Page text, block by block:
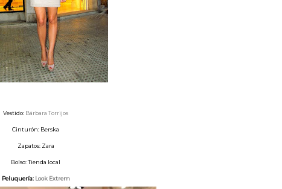
Vestido: Bárbara Torrijos
Cinturón: Berska
Zapatos: Zara
Bolso: Tienda local
Peluquería: Look Extrem